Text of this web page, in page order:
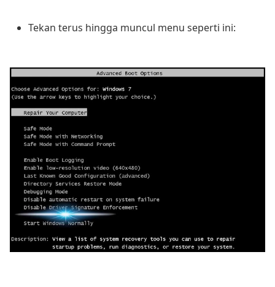
Tekan terus hingga muncul menu seperti ini: